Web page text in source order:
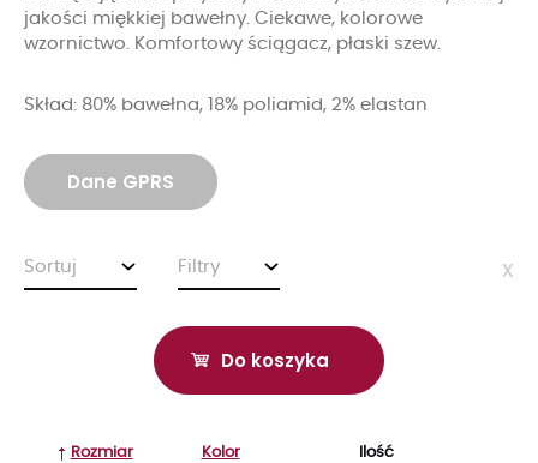
jakości miękkiej bawełny. Ciekawe, kolorowe
wzornictwo. Komfortowy ściągacz, płaski szew.
Skład: 80% bawełna, 18% poliamid, 2% elastan
Dane GPRS
Sortuj Filtry x
Do koszyka
Rozmiar Kolor Ilość